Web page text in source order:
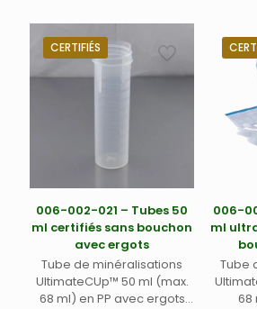
CERTIFIÉS
006-002-021 – Tubes 50
ml certifiés sans bouchon
avec ergots
Tube de minéralisations
UltimateCUp™ 50 ml (max.
68 ml) en PP avec ergots
006-
ml
Tube
68